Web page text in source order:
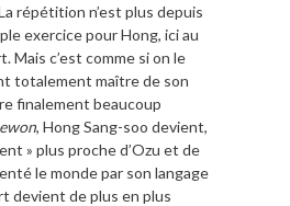
répétition n’est plus depuis
exercice pour Hong, ici au
Mais c’est comme si on le
totalement maître de son
finalement beaucoup
, Hong Sang-soo devient,
» plus proche d’Ozu et de
le monde par son langage
devient de plus en plus